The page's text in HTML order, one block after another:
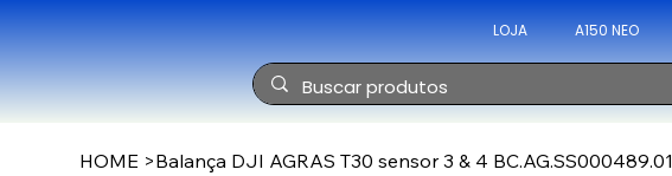
LOJA A150 NEO
HOME >Balança DJI AGRAS T30 sensor 3 & 4 BC.AG.SS000489.01